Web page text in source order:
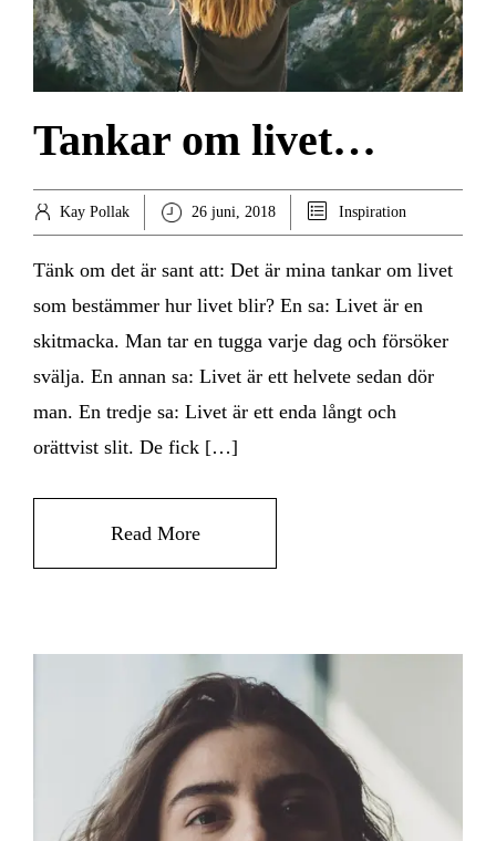
Tankar om livet…
Kay Pollak 26 juni, 2018 Inspiration
Tänk om det är sant att: Det är mina tankar om livet
som bestämmer hur livet blir? En sa: Livet är en
skitmacka. Man tar en tugga varje dag och försöker
svälja. En annan sa: Livet är ett helvete sedan dör
man. En tredje sa: Livet är ett enda långt och
orättvist slit. De fick […]
Read More